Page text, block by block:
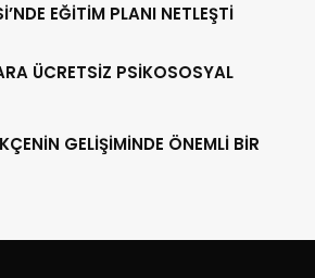
EĞİTİM PLANI NETLEŞTİ
ÜCRETSİZ PSİKOSOSYAL
GELİŞİMİNDE ÖNEMLİ BİR